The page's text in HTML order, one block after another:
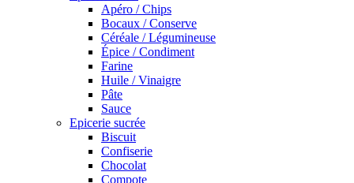
Apéro / Chips
Bocaux / Conserve
Céréale / Légumineuse
Épice / Condiment
Farine
Huile / Vinaigre
Pâte
Sauce
Epicerie sucrée
Biscuit
Confiserie
Chocolat
Compote